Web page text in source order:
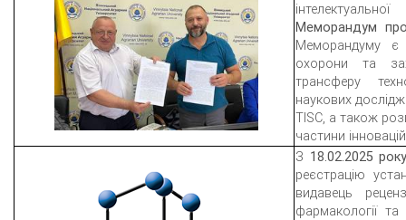
Меморандум про
Меморандуму є
охорони та
трансферу
наукових
TISC, а також
частини
З 18.02.2025 року
реєстрацію
видавець
фармакології